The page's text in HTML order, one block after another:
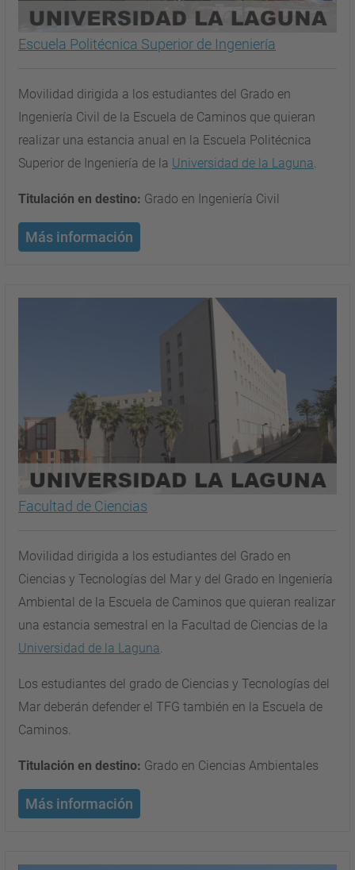
Escuela Politécnica Superior de Ingeniería
Movilidad dirigida a los estudiantes del Grado en
Ingeniería Civil de la Escuela de Caminos que quieran
realizar una estancia anual en la Escuela Politécnica
Superior de Ingeniería de la Universidad de la Laguna.
Titulación en destino: Grado en Ingeniería Civil
Más información
Facultad de Ciencias
Movilidad dirigida a los estudiantes del Grado en
Ciencias y Tecnologías del Mar y del Grado en Ingeniería
Ambiental de la Escuela de Caminos que quieran realizar
una estancia semestral en la Facultad de Ciencias de la
Universidad de la Laguna.
Los estudiantes del grado de Ciencias y Tecnologías del
Mar deberán defender el TFG también en la Escuela de
Caminos.
Titulación en destino: Grado en Ciencias Ambientales
Más información